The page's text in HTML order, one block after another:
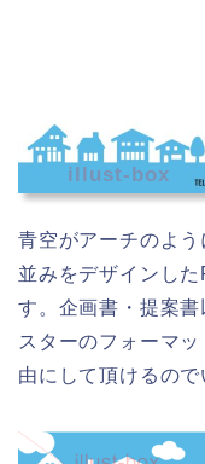
illust-box
青空がアーチのよ
並みをデザインし
す。企画書・提案
スターのフォーマ
由にして頂けるので